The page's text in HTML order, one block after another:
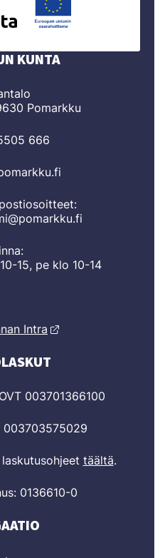
KUNTA
Pomarkku
666
15, pe klo 10-14
Intra
003701366100
003703575029
täältä.
0136610-0